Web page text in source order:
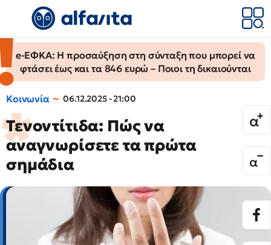
e-ΕΦΚΑ: Η προσαύξηση στη σύνταξη που μπορεί να
φτάσει έως και τα 846 ευρώ – Ποιοι τη δικαιούνται
Κοινωνία 06.12.2025 - 21:00
Τενοντίτιδα: Πώς να
αναγνωρίσετε τα πρώτα
σημάδια